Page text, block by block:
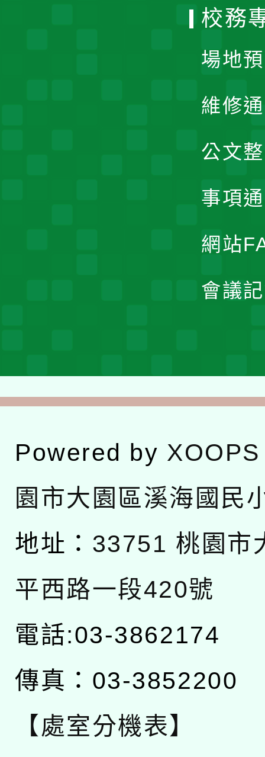
校務
場地
維修
公文
事項
網站
會議
Powered by XOOPS
園市大園區溪海國民
地址： 33751 桃園市
平西路一段420號
電話:03-3862174
傳真：03-3852200
【處室分機表】